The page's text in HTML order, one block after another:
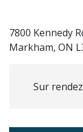
7800 Kennedy
Markham, ON
Sur